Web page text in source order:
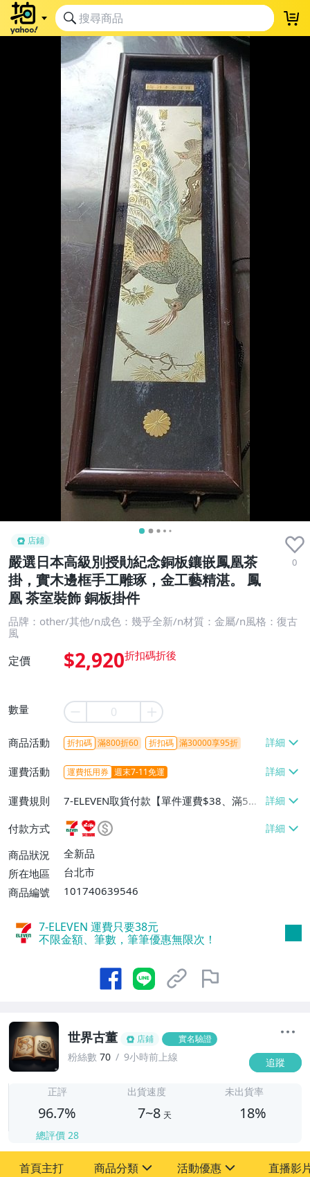
店鋪
嚴選日本高級別授勛紀念銅板鑲嵌鳳凰茶
掛，實木邊框手工雕琢，金工藝精湛。 鳳
凰 茶室裝飾 銅板掛件
0
品牌：other/其他/n成色：幾乎全新/n材質：金屬/n風格：復古
風
定價 $2,920
數量
商品活動 折扣碼 滿800折60 折扣碼 滿30000享95折
運費活動 運費抵用券 週末7-11免運
運費規則
7-ELEVEN取貨付款【單件運費$38、滿5件
或消費滿$1298免運費】、7-ELEVEN取貨
不付款【免運費】、萊爾富取貨付款【單件
運費$60、滿5件或消費滿$1298免運
費】、宅配/貨運【單件運費$120、滿5件
付款方式
商品狀況
全新品
所在地區
台北市
商品編號
101740639546
7-ELEVEN 運費只要38元
不限金額、筆數，筆筆優惠無限次！
世界古董 店鋪 實名驗證
粉絲數 70 9小時前上線 追蹤
正評
96.7%
總評價 28
出貨速度
7~8 天
未出貨率
18%
首頁主打 商品分類 活動優惠 直播影